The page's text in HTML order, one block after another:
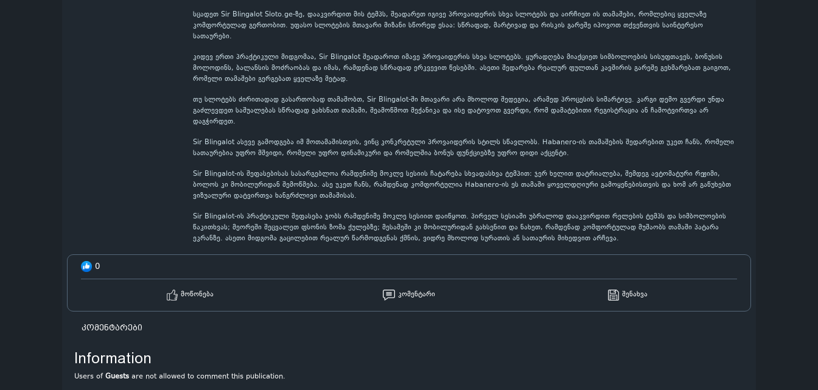
სცადეთ Sir Blingalot Sloto.ge-ზე, დააკვირდით მის ტემპს, შეადარეთ იგივე პროვაიდერის სხვა სლოტებს და აირჩიეთ ის თამაშები, რომლებიც ყველაზე
კომფორტულად გერთობით. უფასო სლოტების მთავარი მიზანი სწორედ ესაა: სწრაფად, მარტივად და რისკის გარეშე იპოვოთ თქვენთვის საინტერესო
სათაურები.
კიდევ ერთი პრაქტიკული მიდგომაა, Sir Blingalot შეადაროთ იმავე პროვაიდერის სხვა სლოტებს. ყურადღება მიაქციეთ სიმბოლოების სისუფთავეს, ბონუსის
მოლოდინს, ბალანსის მოძრაობას და იმას, რამდენად სწრაფად ერკვევით წესებში. ასეთი შედარება რეალურ ფულთან კავშირის გარეშე გეხმარებათ გაიგოთ,
რომელი თამაშები გერგებათ ყველაზე მეტად.
თუ სლოტებს ძირითადად გასართობად თამაშობთ, Sir Blingalot-ში მთავარი არა მხოლოდ შედეგია, არამედ პროცესის სიმარტივე. კარგი დემო გვერდი უნდა
გაძლევდეთ საშუალებას სწრაფად გახსნათ თამაში, შეამოწმოთ მექანიკა და ისე დატოვოთ გვერდი, რომ დამატებითი რეგისტრაცია ან ჩამოტვირთვა არ
დაგჭირდეთ.
Sir Blingalot ასევე გამოდგება იმ მოთამაშისთვის, ვინც კონკრეტული პროვაიდერის სტილს სწავლობს. Habanero-ის თამაშების შედარებით უკეთ ჩანს, რომელი
სათაურებია უფრო მშვიდი, რომელი უფრო დინამიკური და რომელშია ბონუს ფუნქციებზე უფრო დიდი აქცენტი.
Sir Blingalot-ის შეფასებისას სასარგებლოა რამდენიმე მოკლე სესიის ჩატარება სხვადასხვა ტემპით: ჯერ ხელით დატრიალება, შემდეგ ავტომატური რეჟიმი,
ბოლოს კი მობილურიდან შემოწმება. ასე უკეთ ჩანს, რამდენად კომფორტულია Habanero-ის ეს თამაში ყოველდღიური გამოყენებისთვის და ხომ არ გაწუხებთ
ვიზუალური დატვირთვა ხანგრძლივი თამაშისას.
Sir Blingalot-ის პრაქტიკული შეფასება ჯობს რამდენიმე მოკლე სესიით დაიწყოთ. პირველ სესიაში უბრალოდ დააკვირდით რელების ტემპს და სიმბოლოების
წაკითხვას; მეორეში შეცვალეთ ფსონის ზომა ქულებზე; მესამეში კი მობილურიდან გახსენით და ნახეთ, რამდენად კომფორტულად მუშაობს თამაში პატარა
ეკრანზე. ასეთი მიდგომა გაცილებით რეალურ წარმოდგენას ქმნის, ვიდრე მხოლოდ სურათის ან სათაურის მიხედვით არჩევა.
0
მოწონება კომენტარი შენახვა
კომენტარები
Information
Users ofGuests are not allowed to comment this publication.